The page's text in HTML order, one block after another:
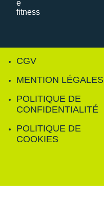
CGV
MENTION LÉGALES
POLITIQUE DE
CONFIDENTIALITÉ
POLITIQUE DE
COOKIES